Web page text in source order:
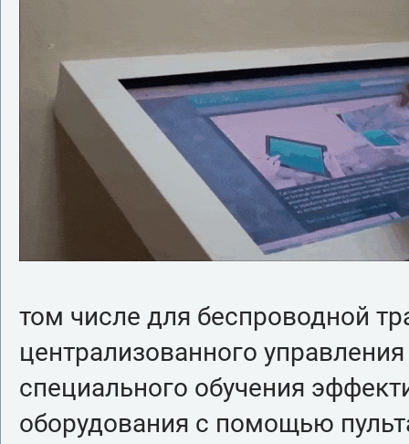
том числе для беспроводной
централизованного
специального обучения
оборудования с помощью